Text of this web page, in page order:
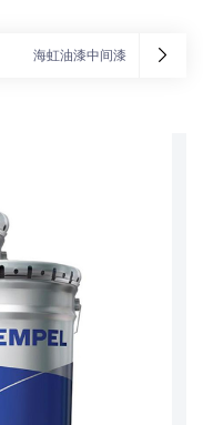
海虹油漆中间漆 海虹油